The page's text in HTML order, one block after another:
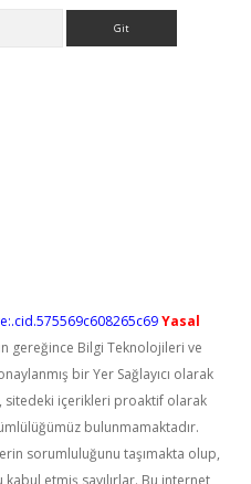
Yasal
gereğince Bilgi Teknolojileri ve
bir Yer Sağlayıcı olarak
sitedeki içerikleri proaktif olarak
bulunmamaktadır.
sorumluluğunu taşımakta olup,
etmiş sayılırlar. Bu internet